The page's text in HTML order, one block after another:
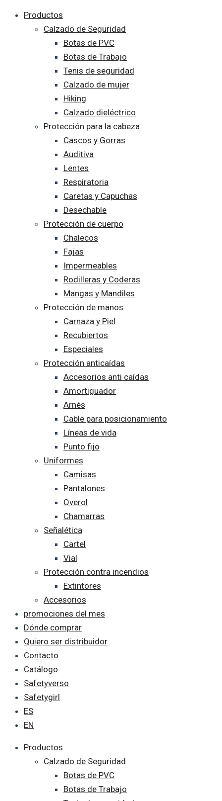
Productos
Calzado de Seguridad
Botas de PVC
Botas de Trabajo
Tenis de seguridad
Calzado de mujer
Hiking
Calzado dieléctrico
Protección para la cabeza
Cascos y Gorras
Auditiva
Lentes
Respiratoria
Caretas y Capuchas
Desechable
Protección de cuerpo
Chalecos
Fajas
Impermeables
Rodilleras y Coderas
Mangas y Mandiles
Protección de manos
Carnaza y Piel
Recubiertos
Especiales
Protección anticaídas
Accesorios anti caídas
Amortiguador
Arnés
Cable para posicionamiento
Líneas de vida
Punto fijo
Uniformes
Camisas
Pantalones
Overol
Chamarras
Señalética
Cartel
Vial
Protección contra incendios
Extintores
Accesorios
promociones del mes
Dónde comprar
Quiero ser distribuidor
Contacto
Catálogo
Safetyverso
Safetygirl
ES
EN
Productos
Calzado de Seguridad
Botas de PVC
Botas de Trabajo